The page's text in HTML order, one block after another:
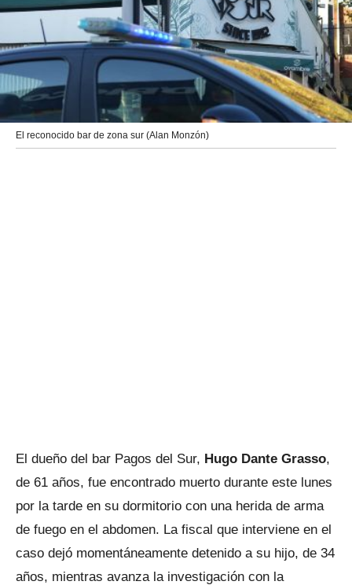
El reconocido bar de zona sur (Alan Monzón)
El dueño del bar Pagos del Sur, Hugo Dante Grasso,
de 61 años, fue encontrado muerto durante este lunes
por la tarde en su dormitorio con una herida de arma
de fuego en el abdomen. La fiscal que interviene en el
caso dejó momentáneamente detenido a su hijo, de 34
años, mientras avanza la investigación con la